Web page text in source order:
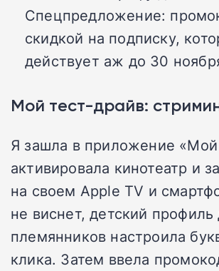
Спецпредложение:
скидкой на подписку,
действует аж до 30
Мой тест-драйв:
Я зашла в приложение
активировала кинотеатр и
на своем Apple TV и
не виснет, детский профиль
племянников настроила
клика. Затем ввела